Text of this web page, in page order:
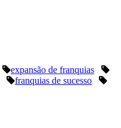
expansão de franquias
franquias de sucesso